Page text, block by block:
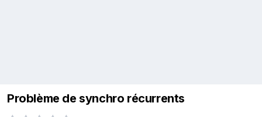
Problème de synchro récurrents